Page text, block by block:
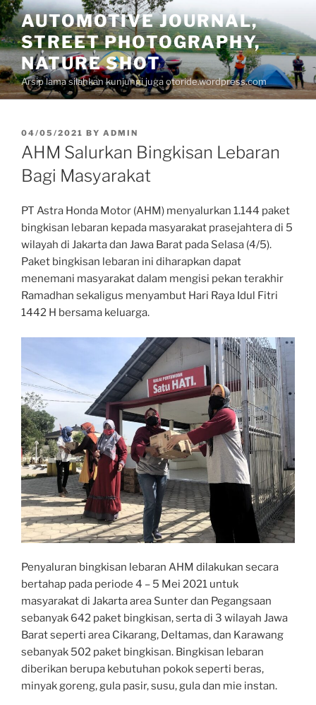
Skip
to
content
AUTOMOTIVE JOURNAL,
STREET PHOTOGRAPHY,
NATURE SHOT
Arsip lama silahkan kunjungi juga otoride.wordpress.com
POSTED
ON
04/05/2021 BY ADMIN
AHM Salurkan Bingkisan Lebaran
Bagi Masyarakat
PT Astra Honda Motor (AHM) menyalurkan 1.144 paket
bingkisan lebaran kepada masyarakat prasejahtera di 5
wilayah di Jakarta dan Jawa Barat pada Selasa (4/5).
Paket bingkisan lebaran ini diharapkan dapat
menemani masyarakat dalam mengisi pekan terakhir
Ramadhan sekaligus menyambut Hari Raya Idul Fitri
1442 H bersama keluarga.
Penyaluran bingkisan lebaran AHM dilakukan secara
bertahap pada periode 4 – 5 Mei 2021 untuk
masyarakat di Jakarta area Sunter dan Pegangsaan
sebanyak 642 paket bingkisan, serta di 3 wilayah Jawa
Barat seperti area Cikarang, Deltamas, dan Karawang
sebanyak 502 paket bingkisan. Bingkisan lebaran
diberikan berupa kebutuhan pokok seperti beras,
minyak goreng, gula pasir, susu, gula dan mie instan.